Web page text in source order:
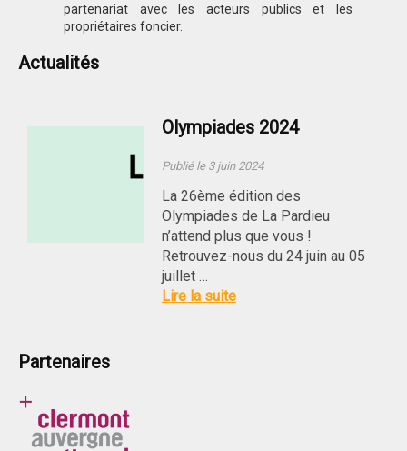
partenariat avec les acteurs publics et les
propriétaires foncier.
Actualités
Olympiades 2024
Publié le 3 juin 2024
La 26ème édition des
Olympiades de La Pardieu
n’attend plus que vous !
Retrouvez-nous du 24 juin au 05
juillet …
Lire la suite
Partenaires